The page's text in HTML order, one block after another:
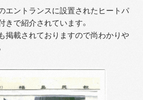
エントランスに設置されたヒートパ
で紹介されています。
掲載されておりますので尚わかりや